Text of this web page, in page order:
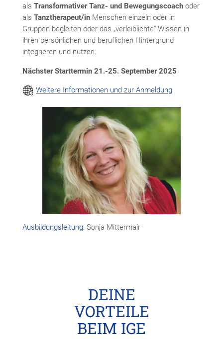
alsTransformativer Tanz- und Bewegungscoach oder
alsTanztherapeut/in Menschen einzeln oder in
Gruppen begleiten oder das „verleiblichte“ Wissen in
ihren persönlichen und beruflichen Hintergrund
integrieren und nutzen.
Nächster Starttermin 21.-25. September 2025
Weitere Informationen und zur Anmeldung
Ausbildungsleitung: Sonja Mittermair
DEINE
VORTEILE
BEIM IGE